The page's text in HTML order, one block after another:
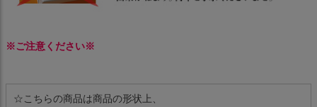
※ご注意ください※
☆こちらの商品は商品の形状上、